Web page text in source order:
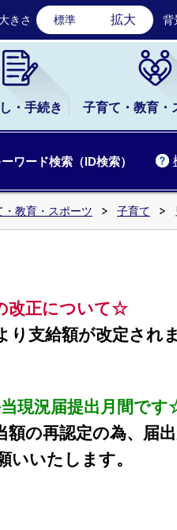
石岡市公式ホームペ
きさ 標準 拡大 背
・手続き 子育て・教育・
ワード検索（ID検索）
・教育・スポーツ 子育て
改正について☆
り支給額が改定され
現況届提出月間で
の再認定の為、届
いいたします。